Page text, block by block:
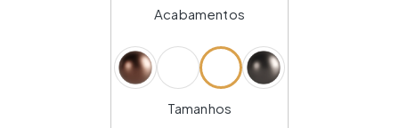
Acabamentos
Tamanhos